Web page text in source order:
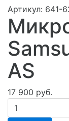
Артикул: 641-
AS
17 900 руб.